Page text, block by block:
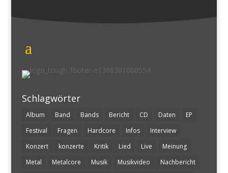
Schlagwörter
Album Band Bands Bericht CD Daten
EP
Festival
Fragen Hardcore Infos
Interview
Konzert
konzerte Kritik Lied Live
Meinung
Metal
Metalcore Musik Musikvideo Nachbericht